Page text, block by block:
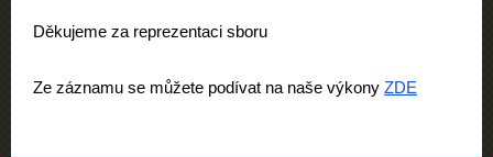
Děkujeme za reprezentaci sboru
Ze záznamu se můžete podívat na naše výkony ZDE